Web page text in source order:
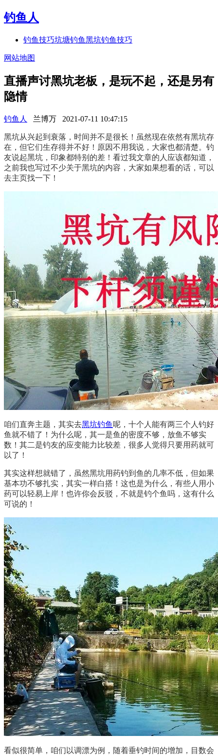
钓鱼人
钓鱼技巧坑塘钓鱼黑坑钓鱼技巧
网站地图
直播声讨黑坑老板，是玩不起，还是另有
隐情
钓鱼人 兰博万 2021-07-11 10:47:15
黑坑从兴起到衰落，时间并不是很长！虽然现在依然有黑坑存
在，但它们生存得并不好！原因不用我说，大家也都清楚。钓
友说起黑坑，印象都特别的差！看过我文章的人应该都知道，
之前我也写过不少关于黑坑的内容，大家如果想看的话，可以
去主页找一下！
咱们直奔主题，其实去黑坑钓鱼 呢，十个人能有两三个人钓好
鱼就不错了！为什么呢，其一是鱼的密度不够，放鱼不够实
数！其二是钓友的应变能力比较差，很多人觉得只要用药就可
以了！
其实这样想就错了，虽然黑坑用药钓到鱼的几率不低，但如果
基本功不够扎实，其实一样白搭！这也是为什么，有些人用小
药可以轻易上岸！也许你会反驳，不就是钓个鱼吗，这有什么
可说的！
看似很简单，咱们以调漂为例，随着垂钓时间的增加，目数会